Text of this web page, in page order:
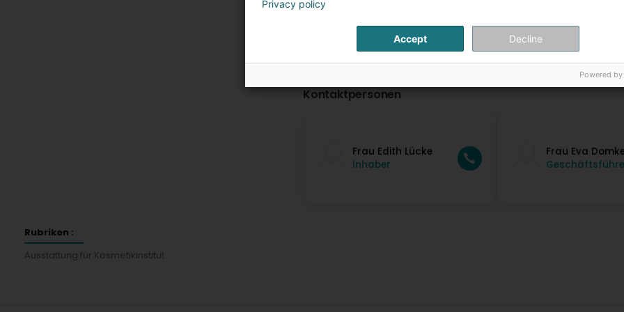
Kontaktpersonen
Frau Edith Lücke
Inhaber
Frau Eva
Rubriken :
Ausstattung für Kosmetikinstitut
Privacy policy
Accept Decline
Powered by